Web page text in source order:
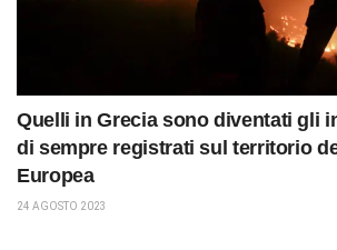
Quelli in Grecia sono diventati gli
di sempre registrati sul territorio
Europea
24 AGOSTO 2023